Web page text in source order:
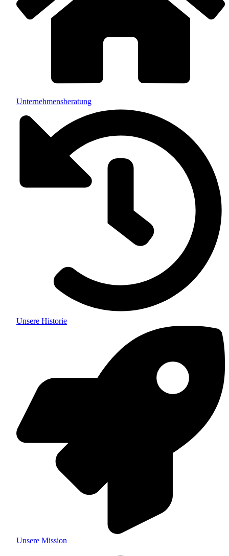
Unternehmensberatung
Unsere Historie
Unsere Mission